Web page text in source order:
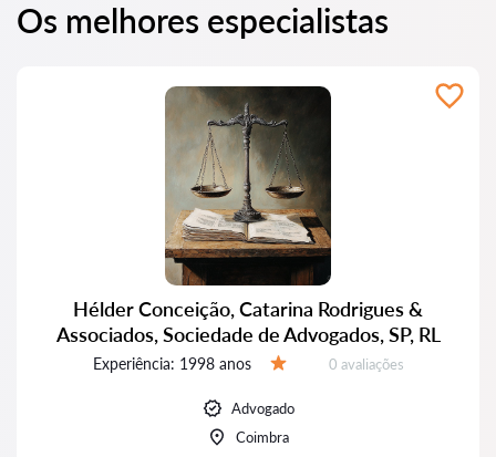
Os melhores especialistas
Hélder Conceição, Catarina Rodrigues &
Associados, Sociedade de Advogados, SP, RL
Experiência: 1998 anos Avaliações:
0 avaliações
Advogado
Coimbra